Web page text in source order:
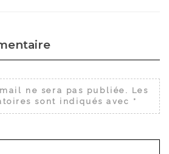
ne sera pas publiée.
Les
sont indiqués avec *